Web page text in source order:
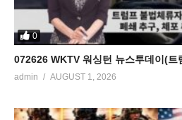
0
072626 WKTV 워싱턴 뉴스투데이(트
admin AUGUST 1, 2026